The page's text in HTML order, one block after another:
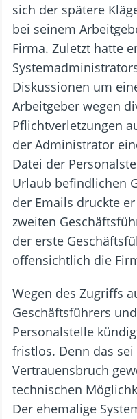
sich der spätere
bei seinem
Firma. Zuletzt hatte
Diskussionen um
Arbeitgeber wegen
Pflichtverletzungen
der Administrator
Datei der
Urlaub befindlichen
der Emails druckte
zweiten
der erste
offensichtlich die
Wegen des Zugriffs
Geschäftsführers
Personalstelle
fristlos. Denn das
Vertrauensbruch
technischen
Der ehemalige